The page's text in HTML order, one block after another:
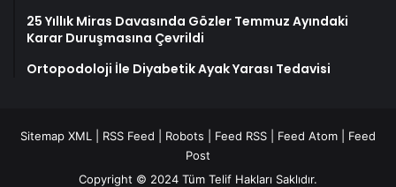
25 Yıllık Miras Davasında Gözler Temmuz Ayındaki
Karar Duruşmasına Çevrildi
Ortopodoloji İle Diyabetik Ayak Yarası Tedavisi
Sitemap XML RSS Feed Robots Feed RSS Feed Atom
Feed
Post
Copyright © 2024 Tüm Telif Hakları Saklıdır.